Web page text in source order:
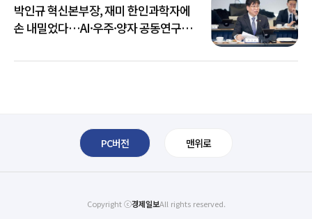
박인규 혁신본부장, 재미 한인과학자에
손 내밀었다…AI·우주·양자 공동연구
PC버전 맨위로
Copyright ⓒ경제일보All rights reserved.